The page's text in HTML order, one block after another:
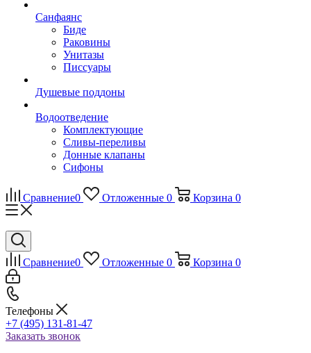
Санфаянс
Биде
Раковины
Унитазы
Писсуары
Душевые поддоны
Водоотведение
Комплектующие
Сливы-переливы
Донные клапаны
Сифоны
Сравнение0 Отложенные 0 Корзина 0
Сравнение0 Отложенные 0 Корзина 0
Телефоны
+7 (495) 131-81-47
Заказать звонок